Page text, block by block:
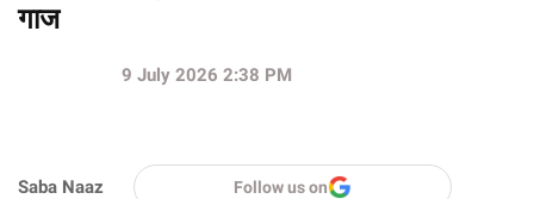
गाज
Saba Naaz
9 July 2026 2:38 PM
Follow us on